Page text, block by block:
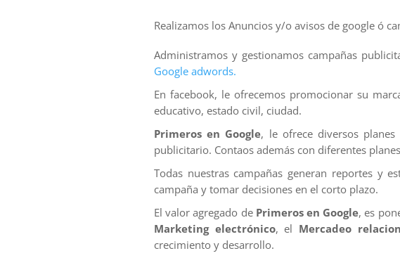
Realizamos los Anuncios y/o avisos de google ó
Administramos y gestionamos campañas
Google adwords.
En facebook, le ofrecemos promocionar su
educativo, estado civil, ciudad.
Primeros en Google, le ofrece diversos planes
publicitario. Contaos además con diferentes
Todas nuestras campañas generan reportes y
campaña y tomar decisiones en el corto plazo.
El valor agregado de Primeros en Google, es
Marketing electrónico, el Mercadeo
crecimiento y desarrollo.